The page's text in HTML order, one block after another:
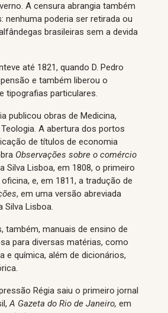
A censura abrangia também
nenhuma poderia ser retirada ou
brasileiras sem a devida
até 1821, quando D. Pedro
e também liberou o
tipografias particulares.
publicou obras de Medicina,
A abertura dos portos
de títulos de economia
Observações sobre o comércio
Silva Lisboa, em 1808, o primeiro
e, em 1811, a tradução de
, em uma versão abreviada
Silva Lisboa.
também, manuais de ensino de
para diversas matérias, como
e química, além de dicionários,
Régia saiu o primeiro jornal
A Gazeta do Rio de Janeiro, em